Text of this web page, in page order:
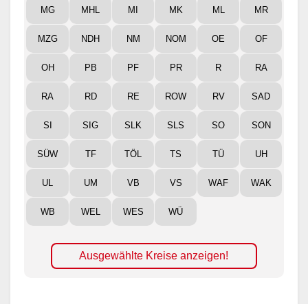
MG MHL MI MK ML MR
MZG NDH NM NOM OE OF
OH PB PF PR R RA
RA RD RE ROW RV SAD
SI SIG SLK SLS SO SON
SÜW TF TÖL TS TÜ UH
UL UM VB VS WAF WAK
WB WEL WES WÜ
Ausgewählte Kreise anzeigen!